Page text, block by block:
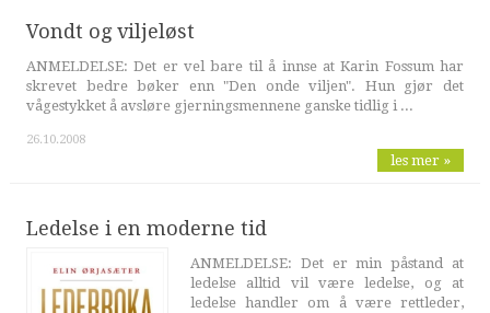
Vondt og viljeløst
ANMELDELSE: Det er vel bare til å innse at Karin Fossum har
skrevet bedre bøker enn "Den onde viljen". Hun gjør det
vågestykket å avsløre gjerningsmennene ganske tidlig i ...
26.10.2008
les mer »
Ledelse i en moderne tid
ANMELDELSE: Det er min påstand at
ledelse alltid vil være ledelse, og at
ledelse handler om å være rettleder,